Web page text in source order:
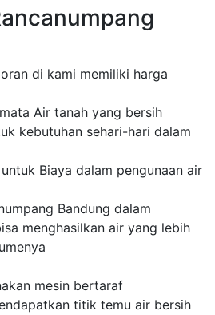
di kami memiliki harga
Air tanah yang bersih
kebutuhan sehari-hari dalam
Biaya dalam pengunaan air
Bandung dalam
menghasilkan air yang lebih
mesin bertaraf
titik temu air bersih